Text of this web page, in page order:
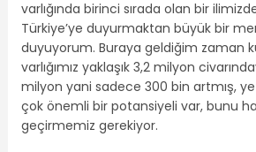
varlığında birinci sırada olan bir
Türkiye’ye duyurmaktan büyük bir
duyuyorum. Buraya geldiğim zaman
varlığımız yaklaşık 3,2 milyon
milyon yani sadece 300 bin artmış,
çok önemli bir potansiyeli var, bunu
geçirmemiz gerekiyor.